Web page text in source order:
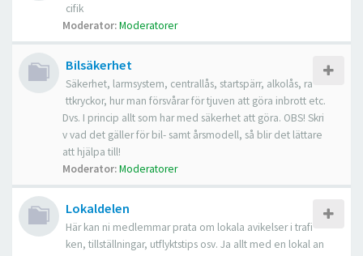
cifik
Moderator:Moderatorer
Bilsäkerhet
Säkerhet, larmsystem, centrallås, startspärr, alkolås, ra
ttkryckor, hur man försvårar för tjuven att göra inbrott etc.
Dvs. I princip allt som har med säkerhet att göra. OBS! Skri
v vad det gäller för bil- samt årsmodell, så blir det lättare
att hjälpa till!
Moderator:Moderatorer
Lokaldelen
Här kan ni medlemmar prata om lokala avikelser i trafi
ken, tillställningar, utflyktstips osv. Ja allt med en lokal an